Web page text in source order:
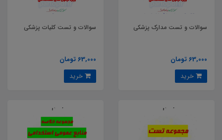
سوالات و تست مدارک پزشکی
63,000 تومان
سوالات و تست کلیات پزشکی
63,000 تومان